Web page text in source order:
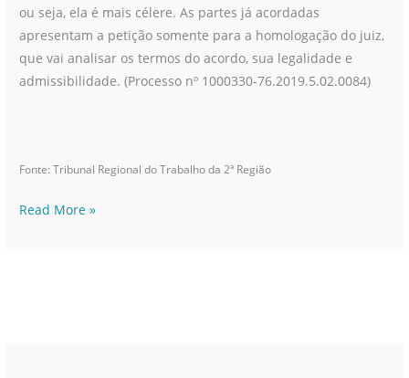
ou seja, ela é mais célere. As partes já acordadas
apresentam a petição somente para a homologação do juiz,
que vai analisar os termos do acordo, sua legalidade e
admissibilidade. (Processo nº 1000330-76.2019.5.02.0084)
Fonte: Tribunal Regional do Trabalho da 2ª Região
Read More »